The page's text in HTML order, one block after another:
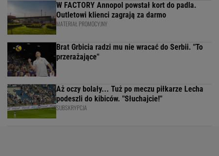
W FACTORY Annopol powstał kort do padla.
Outletowi klienci zagrają za darmo
MATERIAŁ PROMOCYJNY
Brat Grbicia radzi mu nie wracać do Serbii. "To
przerażające"
Aż oczy bolały... Tuż po meczu piłkarze Lecha
podeszli do kibiców. "Słuchajcie!"
SUBSKRYPCJA